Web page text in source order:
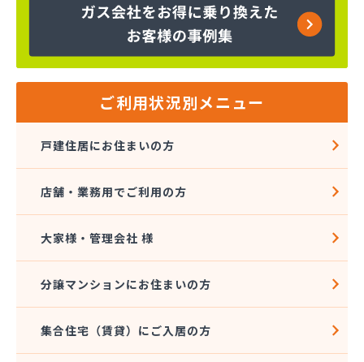
ヤマサ共和ライフ株式会社 一色営業所
ヤマサ共和ライフ株式会社 江南営業所
ヤマサ共和ライフ株式会社 三河営業所
ヤマサ共和ライフ株式会社 豊川営業所
ヤマサ高圧株式会社
ヤマサ總業株式会社 愛知西支店
ヤマトク
リーグ馬場株式会社
愛知高圧株式会社容器検査工場
愛北液化ガス協組江南営業所
旭プロパン
安城ガス株式会社
ご利用状況別メニュー
戸建住居にお住まいの方
店舗・業務用でご利用の方
大家様・管理会社 様
分譲マンションにお住まいの方
集合住宅（賃貸）にご入居の方